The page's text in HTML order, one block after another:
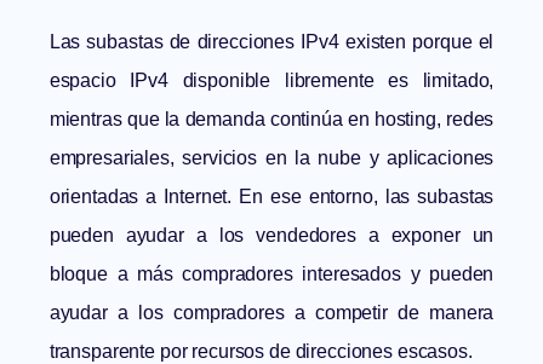
Las subastas de direcciones IPv4 existen porque el
espacio IPv4 disponible libremente es limitado,
mientras que la demanda continúa en hosting, redes
empresariales, servicios en la nube y aplicaciones
orientadas a Internet. En ese entorno, las subastas
pueden ayudar a los vendedores a exponer un
bloque a más compradores interesados y pueden
ayudar a los compradores a competir de manera
transparente por recursos de direcciones escasos.